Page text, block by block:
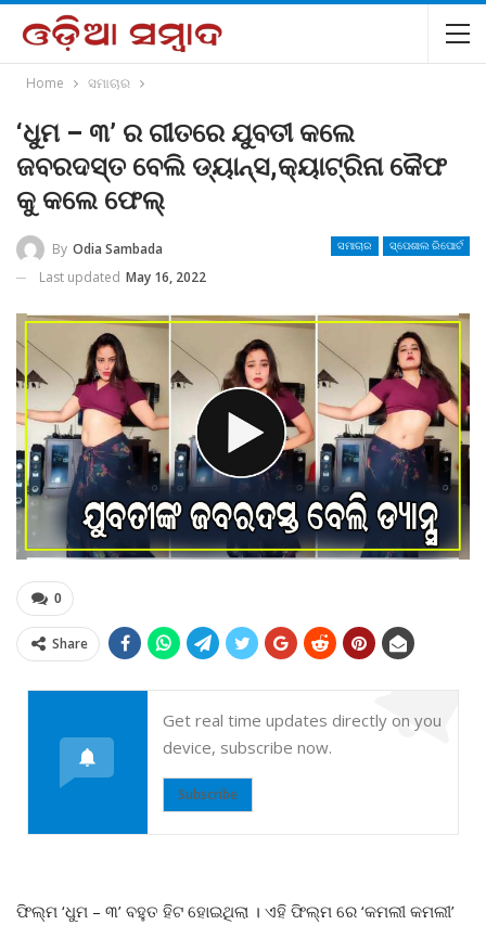
Home ସମାଚାର
‘ଧୁମ – ୩’ ର ଗୀତରେ ଯୁବତୀ କଲେ
ଜବରଦସ୍ତ ବେଲି ଡ୍ୟାନ୍ସ,କ୍ୟାଟ୍ରିନା କୈଫ
କୁ କଲେ ଫେଲ୍
ସମାଚାର ସ୍ପେଶାଲ ରିପୋର୍ଟ
By Odia Sambada
Last updated May 16, 2022
0
Share
Get real time updates directly on you
device, subscribe now.
Subscribe
ଫିଲ୍ମ ‘ଧୁମ – ୩’ ବହୁତ ହିଟ ହୋଇଥିଲା । ଏହି ଫିଲ୍ମ ରେ ‘କମଲୀ କମଲୀ’